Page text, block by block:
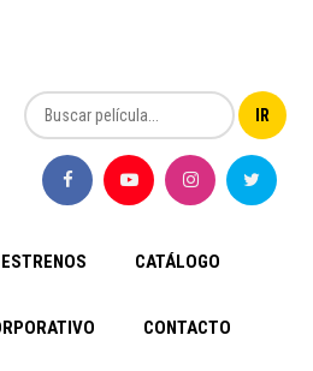
CATÁLOGO
CONTACTO